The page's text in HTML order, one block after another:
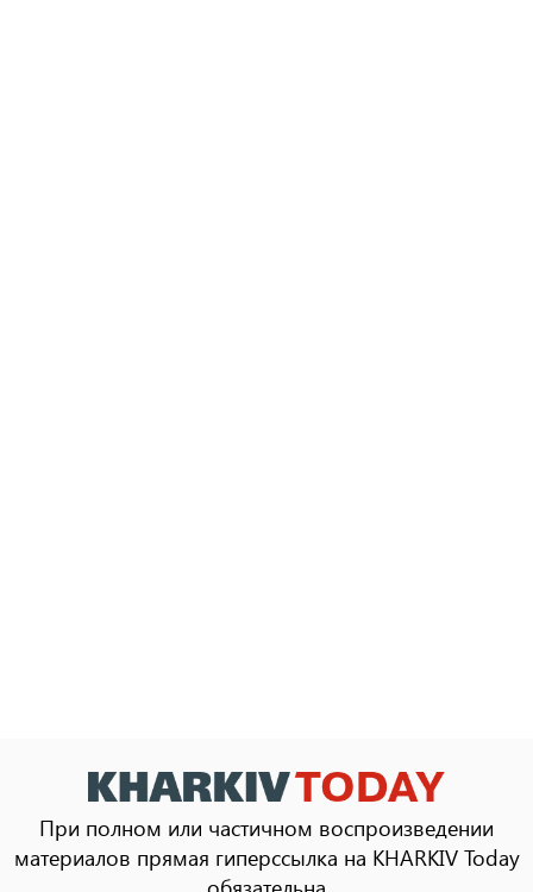
При полном или частичном воспроизведении
материалов прямая гиперссылка на KHARKIV Today